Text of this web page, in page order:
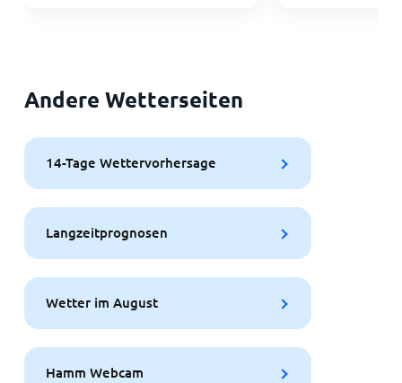
Andere Wetterseiten
14-Tage Wettervorhersage
Langzeitprognosen
Wetter im August
Hamm Webcam